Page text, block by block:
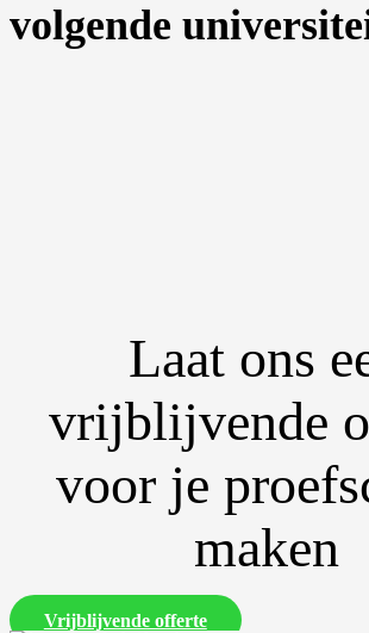
volgende
Laat ons
vrijblijvende
voor je
maken
Vrijblijvende offerte